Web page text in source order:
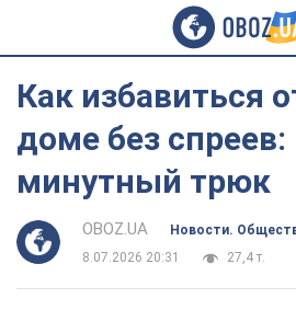
Как избавиться
доме без спреев:
минутный трюк
OBOZ.UA
Новости.
8.07.2026 20:31
27,4 т.